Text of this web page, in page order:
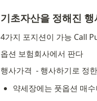
기초자산을 정해진
4가지 포지션이 가능 Call
옵션 보험회사에서 판다
행사가격 - 행사하기로 정
약세장에는 풋옵션 매